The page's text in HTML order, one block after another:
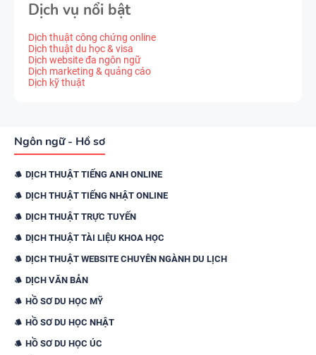
Dịch vụ nổi bật
Dịch thuật công chứng online
Dịch thuật du học & visa
Dịch website đa ngôn ngữ
Dịch marketing & quảng cáo
Dịch kỹ thuật
Ngôn ngữ - Hồ sơ
DỊCH THUẬT TIẾNG ANH ONLINE
DỊCH THUẬT TIẾNG NHẬT ONLINE
DỊCH THUẬT TRỰC TUYẾN
DỊCH THUẬT TÀI LIỆU KHOA HỌC
DỊCH THUẬT WEBSITE CHUYÊN NGÀNH DU LỊCH
DỊCH VĂN BẢN
HỒ SƠ DU HỌC MỸ
HỒ SƠ DU HỌC NHẬT
HỒ SƠ DU HỌC ÚC